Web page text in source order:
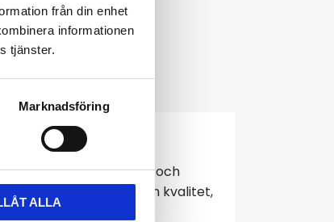
från din enhet
informationen
tjänster.
Marknadsföring
ALLA
det elegans och
är handplockade för sin kvalitet,